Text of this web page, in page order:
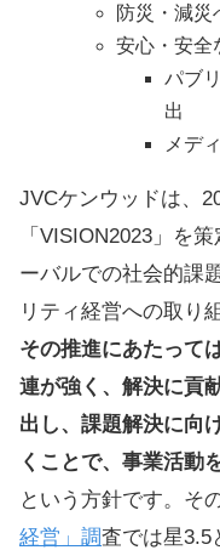
防災・減災
安心・安全
パブ
出
メデ
JVCケンウッドは、
「VISION2023」を
ーバルでの社会的課
リティ経営への取り
その推進にあたって
連が強く、解決に貢
出し、課題解決に向
くことで、事業活動
という方針です。そ
経営」調査では星3.5